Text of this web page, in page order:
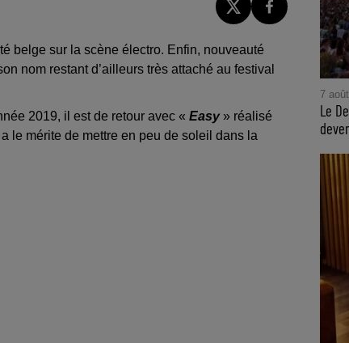
belge sur la scène électro. Enfin, nouveauté
nom restant d’ailleurs très attaché au festival
2019, il est de retour avec « Easy » réalisé
le mérite de mettre en peu de soleil dans la
7
Le